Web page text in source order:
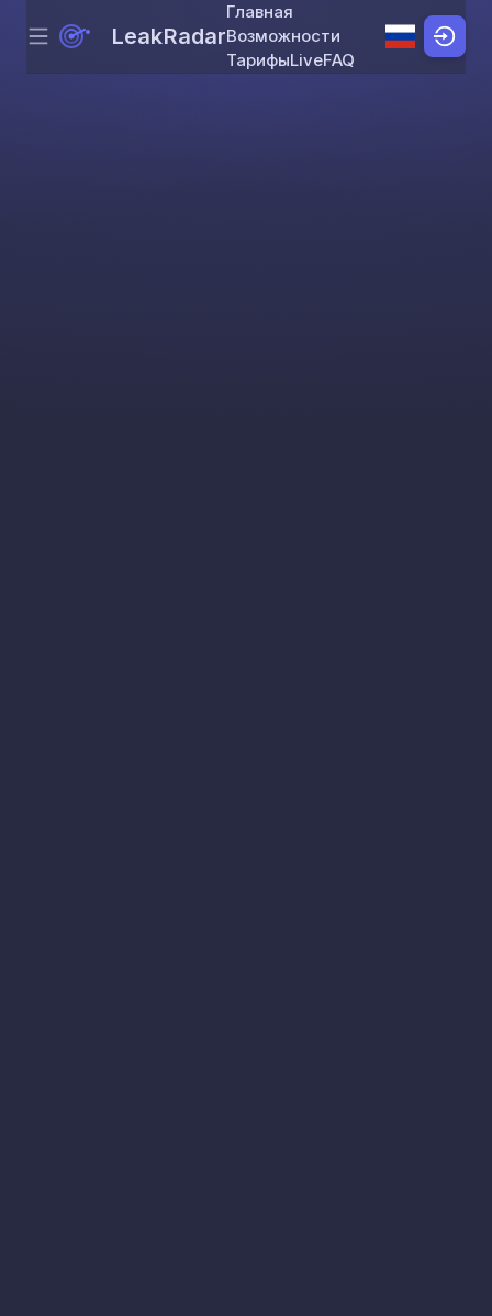
Skip to content
Menu LeakRadar
Главная
Возможности
ТарифыLiveFAQ